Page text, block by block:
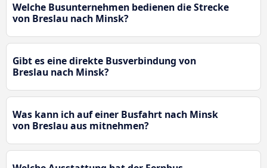
Welche Busunternehmen bedienen die Strecke
von Breslau nach Minsk?
Gibt es eine direkte Busverbindung von
Breslau nach Minsk?
Was kann ich auf einer Busfahrt nach Minsk
von Breslau aus mitnehmen?